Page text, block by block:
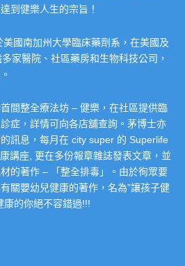
到健樂人生的宗旨！
國南加州大學臨床藥劑系，在美國及
家醫院、社區藥房和生物科技公司，
間整全療法坊 – 健樂，在社區提供臨
症，詳情可向各店舖查詢。茅博士亦
訊息，每月在 city super 的 Superlife
講座, 更在多份報章雜誌發表文章，並
的著作 – 「整全排毒」。由於徇眾要
關嬰幼兒健康的著作，名為”讓孩子健
康的你絕不容錯過!!!